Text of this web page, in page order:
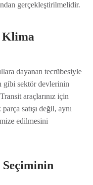
gerçekleştirilmelidir.
Klima
dayanan tecrübesiyle
gibi sektör devlerinin
araçlarınız için
satışı değil, aynı
edilmesini